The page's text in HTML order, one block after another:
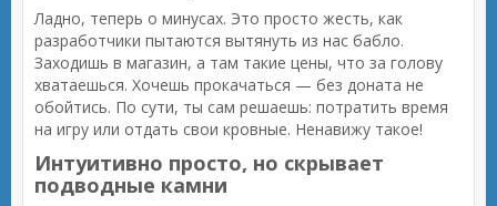
Ладно, теперь о минусах. Это просто жесть, как
разработчики пытаются вытянуть из нас бабло.
Заходишь в магазин, а там такие цены, что за голову
хватаешься. Хочешь прокачаться — без доната не
обойтись. По сути, ты сам решаешь: потратить время
на игру или отдать свои кровные. Ненавижу такое!
Интуитивно просто, но скрывает
подводные камни